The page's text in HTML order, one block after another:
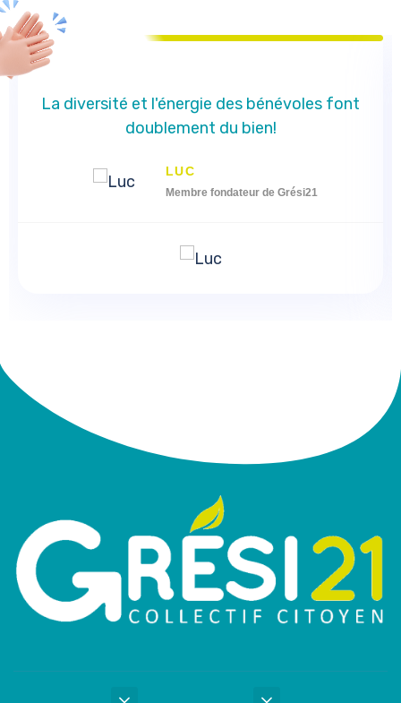
La diversité et l'énergie des bénévoles font
doublement du bien!
LUC
Membre fondateur de Grési21